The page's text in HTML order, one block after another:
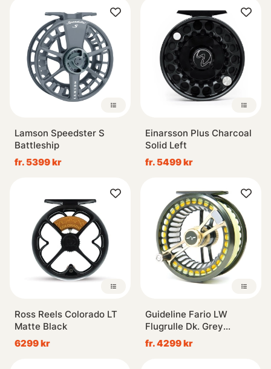
Lamson Speedster S
Battleship
fr. 5399 kr
Einarsson Plus Charcoal
Solid Left
fr. 5499 kr
Ross Reels Colorado LT
Matte Black
6299 kr
Guideline Fario LW
Flugrulle Dk. Grey
Green/Gold
fr. 4299 kr